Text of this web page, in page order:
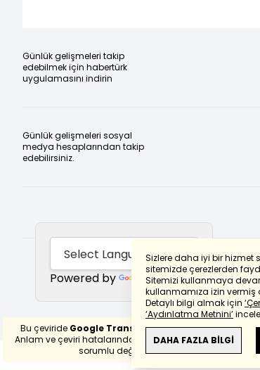
Sizlere daha iyi bir hizmet
sitemizde çerezlerden
Sitemizi kullanmaya
kullanmamıza izin vermiş
Detaylı bilgi almak için
‘Aydınlatma Metnini’
DAHA FAZLA BİLGİ
Günlük gelişmeleri takip
edebilmek için habertürk
uygulamasını indirin
Günlük gelişmeleri sosyal
medya hesaplarından takip
edebilirsiniz.
Powered by Translate
Bu çeviride Google Transletekullanılmıştır.
Anlam ve çeviri hatalarından
haberturk.com
sorumlu değildir.